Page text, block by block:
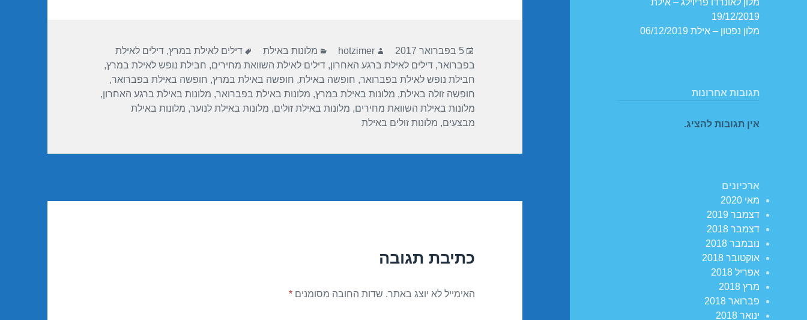
מלון לאונרדו פריוילג – אילת
19/12/2019
מלון נפטון – אילת 06/12/2019
תגובות אחרונות
אין תגובות להציג.
ארכיונים
מאי 2020
דצמבר 2019
דצמבר 2018
נובמבר 2018
אוקטובר 2018
אפריל 2018
מרץ 2018
פברואר 2018
ינואר 2018
o
o
k
p
p
m
פורסם
בתאריך
5 בפברואר 2017 מחבר
hotzimer קטגוריות
מלונות באילת תגיות
דילים לאילת במרץ,דילים לאילת
בפברואר,דילים לאילת ברגע האחרון,דילים לאילת השוואת מחירים, חבילת נופש לאילת במרץ,
חבילת נופש לאילת בפברואר, חופשה באילת, חופשה באילת במרץ, חופשה באילת בפברואר,
חופשה זולה באילת, מלונות באילת במרץ, מלונות באילת בפברואר, מלונות באילת ברגע האחרון,
מלונות באילת השוואת מחירים, מלונות באילת זולים, מלונות באילת לנוער, מלונות באילת
מבצעים, מלונות זולים באילת
כתיבת תגובה
האימייל לא יוצג באתר. שדות החובה מסומנים*